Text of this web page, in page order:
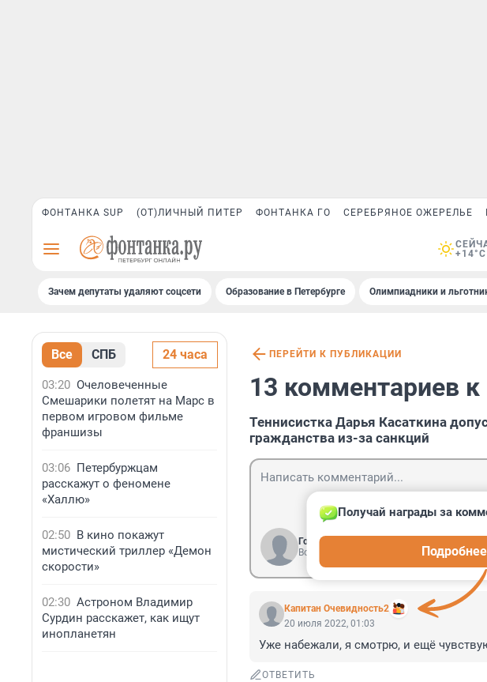
ФОНТАНКА SUP (ОТ)ЛИЧНЫЙ ПИТЕР ФОНТАНКА ГО СЕРЕБРЯНОЕ ОЖЕРЕЛЬЕ
+14°C
Зачем депутаты удаляют соцсети Образование в Петербурге Олимпиадники и
Все СПБ 24 часа
03:20 Очеловеченные
Смешарики полетят на Марс в
первом игровом фильме
франшизы
03:06 Петербуржцам
расскажут о феномене
«Халлю»
02:50 В кино покажут
мистический триллер «Демон
скорости»
02:30 Астроном Владимир
Сурдин расскажет, как ищут
инопланетян
ПЕРЕЙТИ К ПУБЛИКАЦИИ
13 комментариев к
Теннисистка Дарья Касаткина
гражданства из-за санкций
Гость
Войти
Капитан Очевидность2
Получай награды за
20 июля 2022, 01:03
Уже набежали, я смотрю, и ещё
ОТВЕТИТЬ